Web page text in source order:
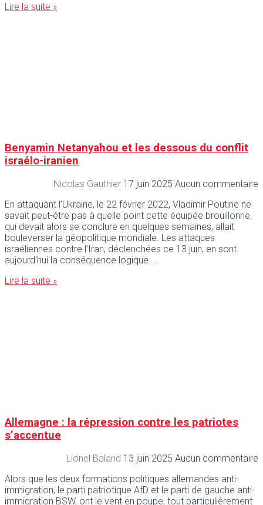
Lire la suite »
Benyamin Netanyahou et les dessous du conflit
israélo-iranien
Nicolas Gauthier 17 juin 2025 Aucun commentaire
En attaquant l’Ukraine, le 22 février 2022, Vladimir Poutine ne
savait peut-être pas à quelle point cette équipée brouillonne,
qui devait alors se conclure en quelques semaines, allait
bouleverser la géopolitique mondiale. Les attaques
israéliennes contre l’Iran, déclenchées ce 13 juin, en sont
aujourd’hui la conséquence logique.
Lire la suite »
Allemagne : la répression contre les patriotes
s’accentue
Lionel Baland 13 juin 2025 Aucun commentaire
Alors que les deux formations politiques allemandes anti-
immigration, le parti patriotique AfD et le parti de gauche anti-
immigration BSW, ont le vent en poupe, tout particulièrement